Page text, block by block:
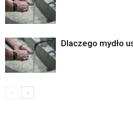
Dlaczego mydło